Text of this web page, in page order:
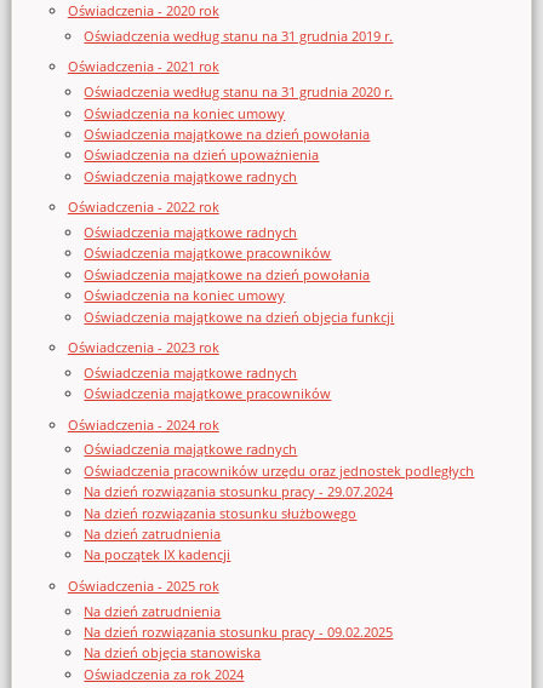
Oświadczenia - 2020 rok
Oświadczenia według stanu na 31 grudnia 2019 r.
Oświadczenia - 2021 rok
Oświadczenia według stanu na 31 grudnia 2020 r.
Oświadczenia na koniec umowy
Oświadczenia majątkowe na dzień powołania
Oświadczenia na dzień upoważnienia
Oświadczenia majątkowe radnych
Oświadczenia - 2022 rok
Oświadczenia majątkowe radnych
Oświadczenia majątkowe pracowników
Oświadczenia majątkowe na dzień powołania
Oświadczenia na koniec umowy
Oświadczenia majątkowe na dzień objęcia funkcji
Oświadczenia - 2023 rok
Oświadczenia majątkowe radnych
Oświadczenia majątkowe pracowników
Oświadczenia - 2024 rok
Oświadczenia majątkowe radnych
Oświadczenia pracowników urzędu oraz jednostek podległych
Na dzień rozwiązania stosunku pracy - 29.07.2024
Na dzień rozwiązania stosunku służbowego
Na dzień zatrudnienia
Na początek IX kadencji
Oświadczenia - 2025 rok
Na dzień zatrudnienia
Na dzień rozwiązania stosunku pracy - 09.02.2025
Na dzień objęcia stanowiska
Oświadczenia za rok 2024